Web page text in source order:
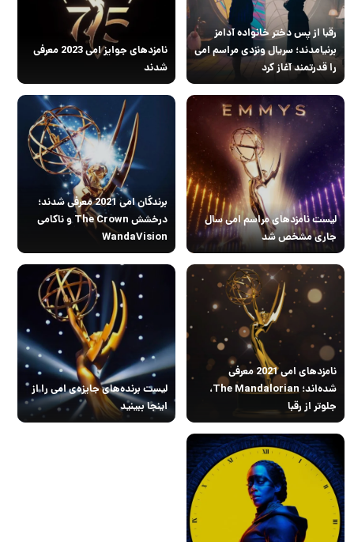
رقبا از پس دختر خانواده آدامز
برنیامدند؛ سریال ونزدی مراسم امی
را قدرتمند آغاز کرد
نامزدهای جوایز امی 2023 معرفی
شدند
لیست نامزدهای مراسم امی سال
جاری مشخص شد
برندگان امی 2021 معرفی شدند؛
درخشش The Crown و ناکامی
WandaVision
نامزدهای امی 2021 معرفی
شده‌اند؛ The Mandalorian،
جلوتر از رقبا
لیست برنده‌های جایزه‌ی امی را از
اینجا ببینید